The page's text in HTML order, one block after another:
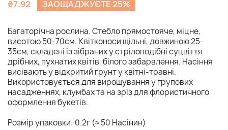
₴7.92
ЗАОЩАДЖУЄТЕ 25%
Багаторічна рослина. Стебло прямостояче, міцне,
висотою 50-70см. Квітконоси щільні, довжиною 25-
35см, складені із зібраних у стрілоподібні суцвіття
дрібних, пухнатих квітів, білого забарвлення. Насіння
висівають у відкритий ґрунт у квітні-травні.
Використовується для вирощування у групових
насадженнях, клумбах та на зріз для флористичного
оформлення букетів.
Розмір упаковки: 0.2г (≈ 50 Насінин)